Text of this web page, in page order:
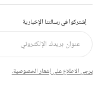
إشتركوا في رسالتنا الإخبارية
يرجى الاطلاع على إشعار الخصوصية.